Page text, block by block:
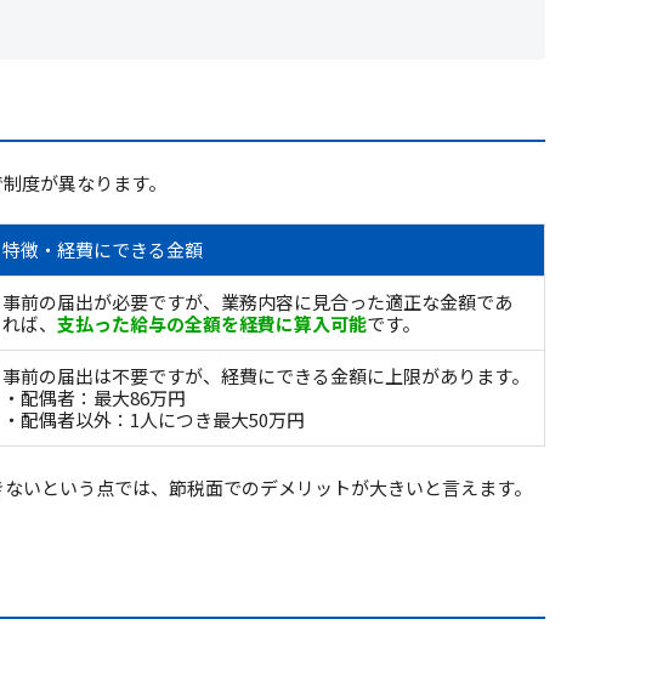
度が異なります。
特徴・経費にできる金額
事前の届出が必要ですが、業務内容に見合った適正な金額であ
れば、 支払った給与の全額を経費に算入可能です。
事前の届出は不要ですが、経費にできる金額に上限があります。
・配偶者：最大86万円
・配偶者以外：1人につき最大50万円
という点では、節税面でのデメリットが大きいと言えます。